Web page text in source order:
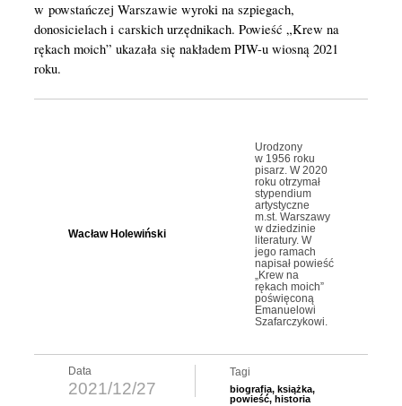
w powstańczej Warszawie wyroki na szpiegach,
donosicielach i carskich urzędnikach. Powieść „Krew na
rękach moich” ukazała się nakładem PIW-u wiosną 2021
roku.
Wacław Holewiński
Urodzony
w 1956 roku
pisarz. W 2020
roku otrzymał
stypendium
artystyczne
m.st. Warszawy
w dziedzinie
literatury. W
jego ramach
napisał powieść
„Krew na
rękach moich”
poświęconą
Emanuelowi
Szafarczykowi.
Data
2021/12/27
Tagi
biografia, książka,
powieść, historia